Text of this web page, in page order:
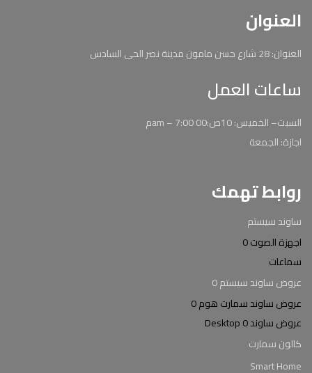
العنوان
العنوان: 28 شارع حسن مامون مدينة نصر الحى السادس
ساعات العمل
السبت– الخميس: 10ص:00 am – 7:00م
اجازة: الجمعة
روابط تهمك
ساوند سيستم
اجهزة الصوت 0
سماعات
عروض ساوند سيستم 0
عروض ساوند سمارت هوم 0
عروض ساوند Desktop 0
كالون سمارت
Smart Home